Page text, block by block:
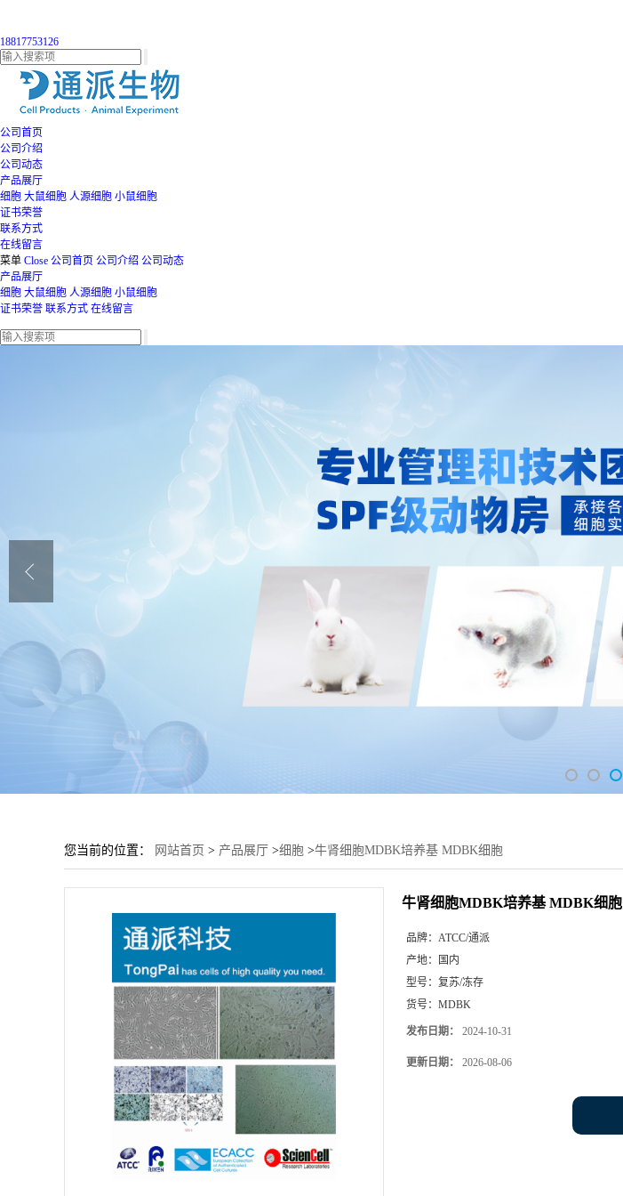
18817753126
公司首页
公司介绍
公司动态
产品展厅
细胞 大鼠细胞 人源细胞 小鼠细胞
证书荣誉
联系方式
在线留言
菜单 Close 公司首页 公司介绍 公司动态
产品展厅
细胞 大鼠细胞 人源细胞 小鼠细胞
证书荣誉 联系方式 在线留言
您当前的位置： 网站首页 > 产品展厅 >细胞 >牛肾细胞MDBK培养基 MDBK细胞
牛肾细胞MDBK培养基 MDBK细胞
品牌： ATCC/通派
产地：
国内
型号： 复苏/冻存
货号： MDBK
发布日期： 2024-10-31
更新日期： 2026-08-06